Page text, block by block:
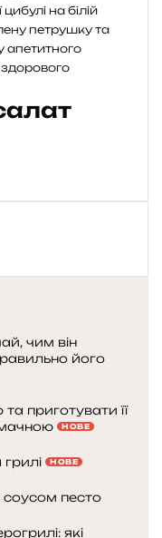
чим він
його
приготувати її
НОВЕ
НОВЕ
соусом песто
які